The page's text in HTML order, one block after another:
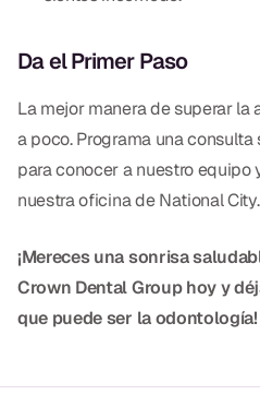
ORTODONCIA
Invisalign
Ortodoncia
DOCTORES
Dr. Douglas Ness
Da el Primer Paso
La mejor manera de superar
a poco. Programa una
para conocer a nuestro equipo
nuestra oficina de National City.
¡Mereces una sonrisa
Crown Dental Group hoy y
que puede ser la odontología!